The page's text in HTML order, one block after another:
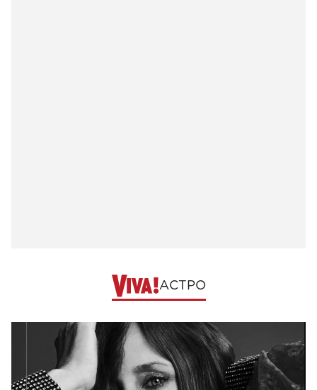
АСТРО